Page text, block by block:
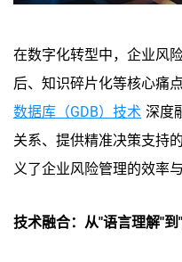
在数字化转型中，企业风
后、知识碎片化等核心痛
数据库（GDB）技术 深度
关系、提供精准决策支持
义了企业风险管理的效率与
技术融合：从"语言理解"